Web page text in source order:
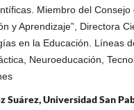
Miembro del Consejo
y Aprendizaje”, Directora
en la Educación. Líneas
Neuroeducación,
Universidad San